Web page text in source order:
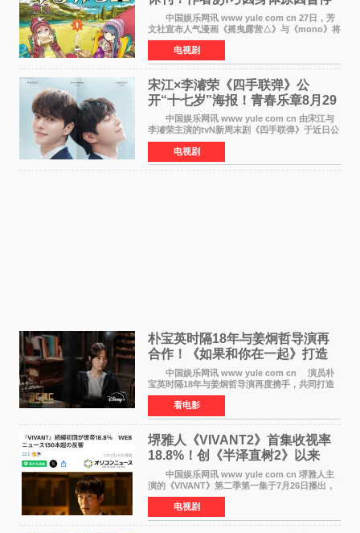
双连载
中国娱乐网讯 www yule com cn 27日，芳
文社宣布人气漫画《摇曳露营△》与《mono》将
暂停连载一段时间，原因是漫画家あfろ身体状况
不佳。 编辑部表示：一直承蒙各位对
《mono》的喜爱，
电视剧
宋江×李濬荣《四手联弹》公
开“十七岁”海报！青春乐章8月29
日奏响
中国娱乐网讯 www yule com cn 由宋江与
李濬荣主演的tvN新周末剧《四手联弹》于近日公
开十七岁版海报，以充满青春气息的画面再度点
燃观众期待。 海报中，宋江与李濬荣并肩站
在音乐教室的
电视剧
朴宝英时隔18年与姜炯哲导演再
合作！《如果和你在一起》打造
奇幻浪漫喜剧
中国娱乐网讯 www yule com cn 演员朴
宝英时隔18年与姜炯哲导演再度携手，共同打造
备受期待的浪漫喜剧新作《如果和你在一起》
（暂定名）。据OSEN报道，朴宝英将出演该片
女主角，自2008年《
看电影
堺雅人《VIVANT2》首集收视率
18.8%！创《半泽直树2》以来
TBS周日剧场最高开局
中国娱乐网讯 www yule com cn 堺雅人主
演的《VIVANT》第二季第一集于7月26日播出，
首集收视率高达18 8%，成为自2020年《半泽直
树2》首集22%以来，TBS周日剧场最高开播收视
纪录。 考虑到
电视剧